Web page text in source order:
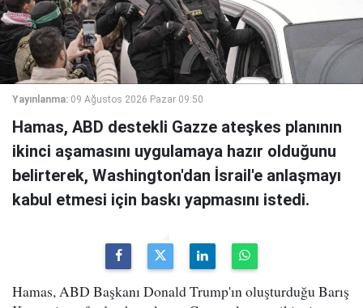
Yayınlanma: 09 Ağustos 2026 Pazar 09:50
Hamas, ABD destekli Gazze ateşkes planının
ikinci aşamasını uygulamaya hazır olduğunu
belirterek, Washington'dan İsrail'e anlaşmayı
kabul etmesi için baskı yapmasını istedi.
Hamas, ABD Başkanı Donald Trump'ın oluşturduğu Barış